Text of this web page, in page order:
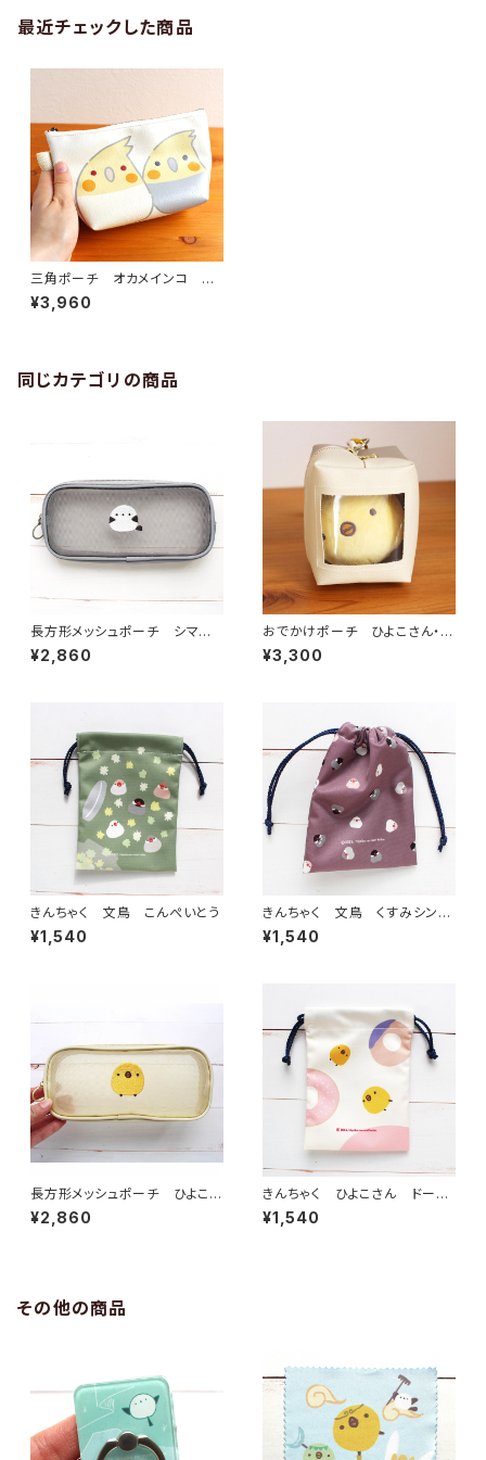
最近チェックした商品
三角ポーチ オカメインコ う
み
¥3,960
同じカテゴリの商品
長方形メッシュポーチ シマエ
ナガ
¥2,860
おでかけポーチ ひよこさん・シ
マエナガ
¥3,300
きんちゃく 文鳥 こんぺいとう
¥1,540
きんちゃく 文鳥 くすみシンプ
ル
¥1,540
長方形メッシュポーチ ひよこさ
ん
¥2,860
きんちゃく ひよこさん ドーナ
ツ
¥1,540
その他の商品